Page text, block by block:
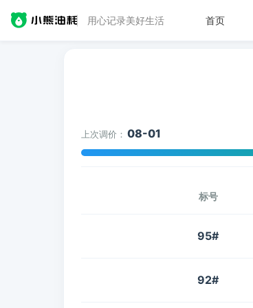
用心记录美好生活 首页
上次调价： 08-01
标号
95#
92#